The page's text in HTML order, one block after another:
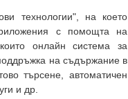
технологии", на което
с помощта на
онлайн система за
на съдържание в
търсене, автоматичен
и др.